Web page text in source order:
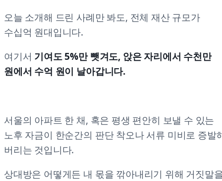
오늘 소개해 드린 사례만 봐도, 전체 재산 규모가
수십억 원대입니다.
여기서 기여도 5%만 뺏겨도, 앉은 자리에서 수천만
원에서 수억 원이 날아갑니다.
서울의 아파트 한 채, 혹은 평생 편안히 보낼 수 있는
노후 자금이 한순간의 판단 착오나 서류 미비로 증발
버리는 것입니다.
상대방은 어떻게든 내 몫을 깎아내리기 위해 거짓말